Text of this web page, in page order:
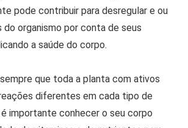
pode contribuir para desregular e ou
organismo por conta de seus
a saúde do corpo.
que toda a planta com ativos
diferentes em cada tipo de
é importante conhecer o seu corpo